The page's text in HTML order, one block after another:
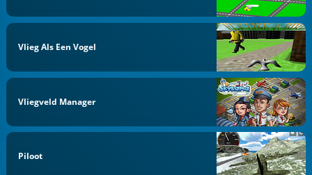
Vlieg Als Een Vogel
Vliegveld Manager
Piloot